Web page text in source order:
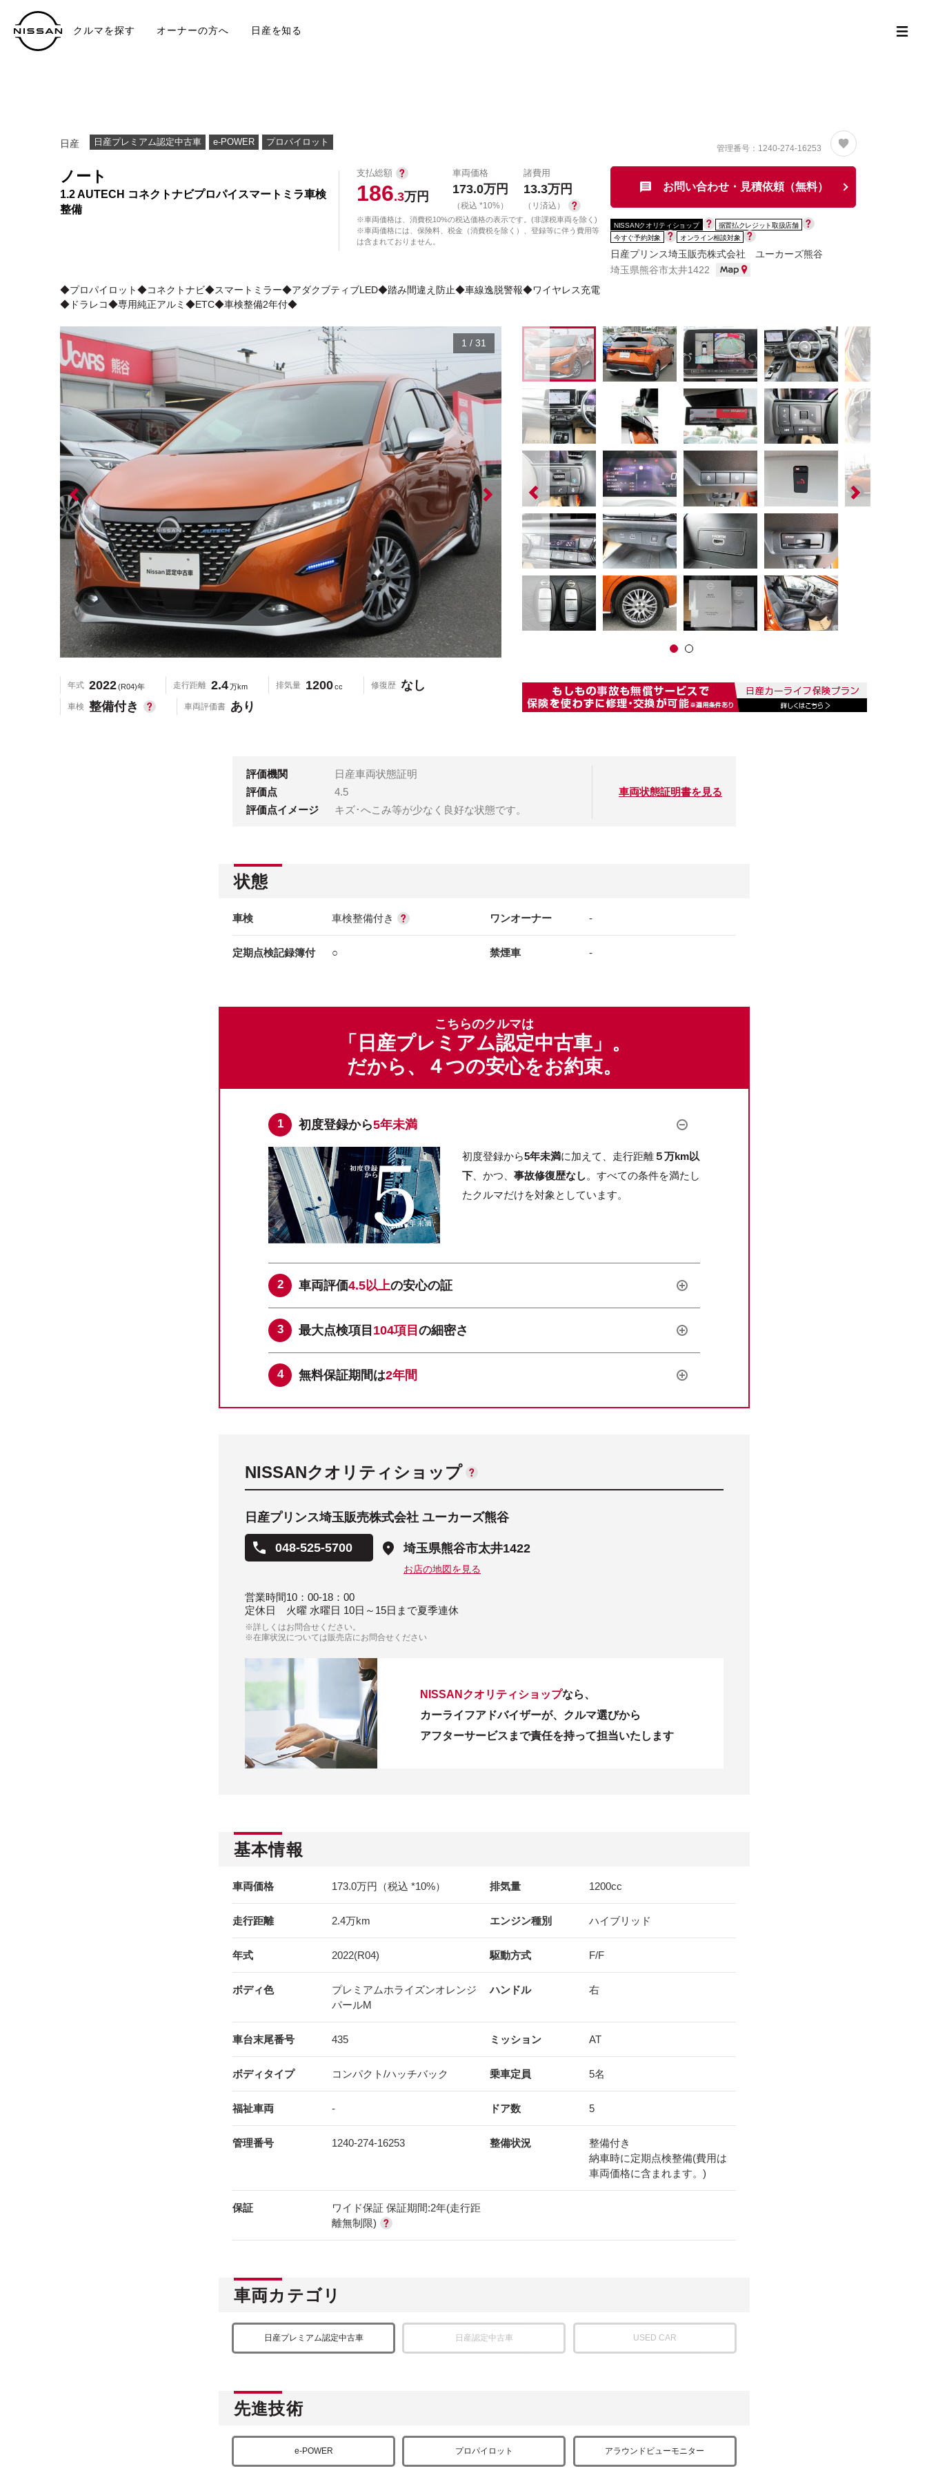
クルマを探す オーナーの方へ 日産を知る
日産 日産プレミアム認定中古車 e-POWER プロパイロット
ノート
1.2 AUTECH コネクトナビプロパイスマートミラ車検
整備
支払総額
186.3万円
車両価格
173.0万円
（税込 *10%）
諸費用
13.3万円
（リ済込）
※車両価格は、消費税10%の税込価格の表示です。(非課税車両を除く)
※車両価格には、保険料、税金（消費税を除く）、登録等に伴う費用等
は含まれておりません。
◆プロパイロット◆コネクトナビ◆スマートミラー◆アダクブティブLED◆踏み間違え防止◆車線逸脱警報◆ワイヤレス充電
◆ドラレコ◆専用純正アルミ◆ETC◆車検整備2年付◆
管理番号：1240-274-16253
お問い合わせ・見積依頼（無料）
NISSANクオリティショップ
据置払クレジット取扱店舗
今すぐ予約対象
オンライン相談対象
日産プリンス埼玉販売株式会社 ユーカーズ熊谷
埼玉県熊谷市太井1422
1 / 31
年式 2022(R04)年 走行距離 2.4万km 排気量 1200cc 修復歴 なし
車検 整備付き 車両評価書 あり
評価機関
日産車両状態証明
評価点
4.5
評価点イメージ
キズ･へこみ等が少なく良好な状態です。
車両状態証明書を見る
状態
車検 車検整備付き ワンオーナー -
定期点検記録簿付 ○ 禁煙車 -
こちらのクルマは
「日産プレミアム認定中古車」。
だから、４つの安心をお約束。
初度登録から5年未満
初度登録から5年未満に加えて、走行距離５万km以
下 、かつ、 事故修復歴なし。すべての条件を満たし
たクルマだけを対象としています。
車両評価4.5以上の安心の証
最大点検項目 104項目 の細密さ
無料保証期間は2年間
NISSANクオリティショップ
日産プリンス埼玉販売株式会社 ユーカーズ熊谷
048-525-5700 埼玉県熊谷市太井1422
お店の地図を見る
営業時間10：00-18：00
定休日
火曜 水曜日 10日～15日まで夏季連休
※詳しくはお問合せください。
※在庫状況については販売店にお問合せください
NISSANクオリティショップなら、
カーライフアドバイザーが、クルマ選びから
アフターサービスまで責任を持って担当いたします
基本情報
車両価格 173.0万円（税込 *10%） 排気量 1200cc
走行距離 2.4万km エンジン種別 ハイブリッド
年式 2022(R04) 駆動方式 F/F
ボディ色
プレミアムホライズンオレンジ
パールM
ハンドル 右
車台末尾番号 435 ミッション AT
ボディタイプ コンパクト/ハッチバック 乗車定員 5名
福祉車両 - ドア数 5
管理番号 1240-274-16253 整備状況
整備付き
納車時に定期点検整備(費用は
車両価格に含まれます。)
保証
ワイド保証 保証期間:2年(走行距
離無制限)
車両カテゴリ
日産プレミアム認定中古車 日産認定中古車 USED CAR
先進技術
e-POWER プロパイロット アラウンドビューモニター